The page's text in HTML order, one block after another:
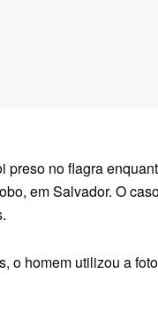
preso no flagra
em Salvador. O
o homem utilizou a